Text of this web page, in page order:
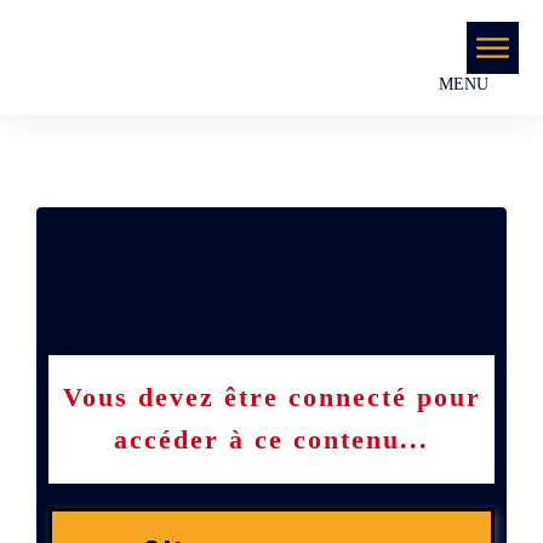
MENU
Vous devez être connecté pour
accéder à ce contenu...